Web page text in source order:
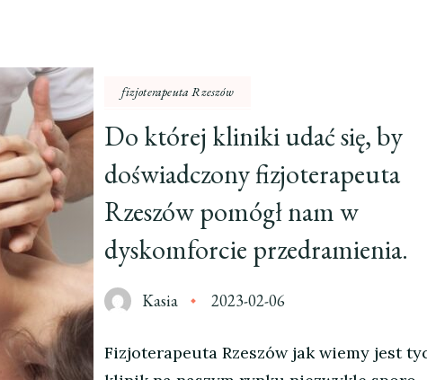
fizjoterapeuta Rzeszów
Do której kliniki udać się, by
doświadczony fizjoterapeuta
Rzeszów pomógł nam w
dyskomforcie przedramienia.
Kasia 2023-02-06
Fizjoterapeuta Rzeszów jak wiemy jest